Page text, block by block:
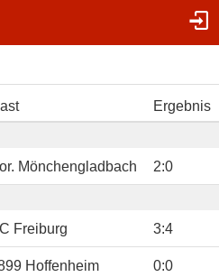
Ergebnis
Mönchengladbach 2:0
Freiburg 3:4
Hoffenheim 0:0